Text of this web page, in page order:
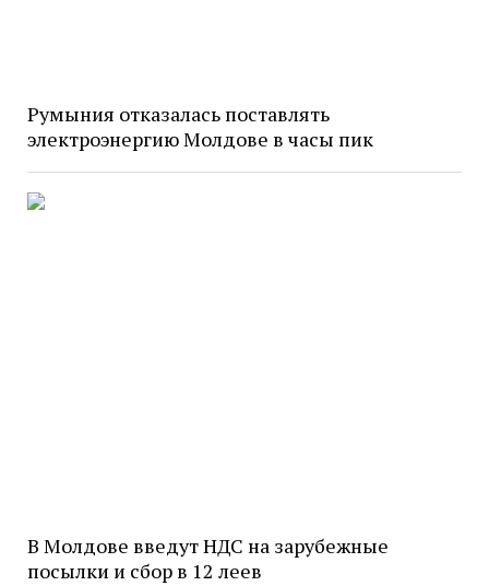
Румыния отказалась поставлять
электроэнергию Молдове в часы пик
В Молдове введут НДС на зарубежные
посылки и сбор в 12 леев